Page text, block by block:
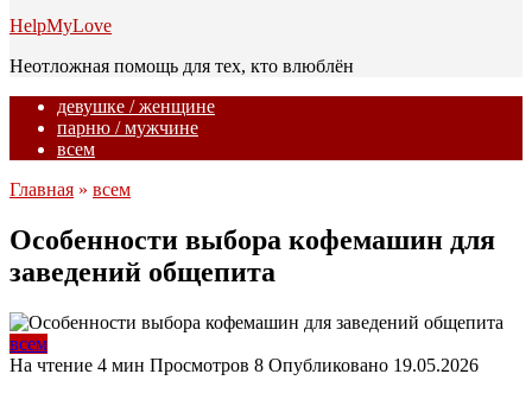
HelpMyLove
Неотложная помощь для тех, кто влюблён
девушке / женщине
парню / мужчине
всем
Главная » всем
Особенности выбора кофемашин для
заведений общепита
всем
На чтение 4 мин Просмотров 8 Опубликовано 19.05.2026